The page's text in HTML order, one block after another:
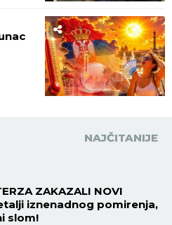
NAJČITANIJE
ZAKAZALI NOVI
iznenadnog pomirenja,
slom!